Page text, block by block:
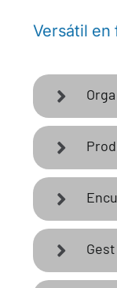
Versátil en